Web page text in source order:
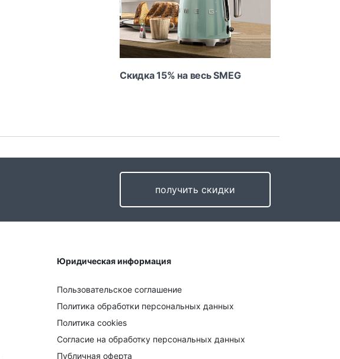
Скидка 15% на весь SMEG
получить скидки
Юридическая информация
Пользовательское соглашение
Политика обработки персональных данных
Политика cookies
Согласие на обработку персональных данных
Публичная оферта